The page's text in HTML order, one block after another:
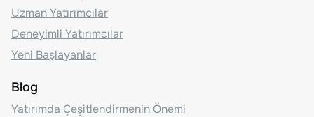
Uzman Yatırımcılar
Deneyimli Yatırımcılar
Yeni Başlayanlar
Blog
Yatırımda Çeşitlendirmenin Önemi